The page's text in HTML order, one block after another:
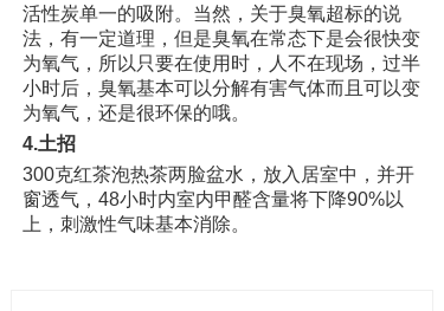
活性炭单一的吸附。当然，关于臭氧超标的说
法，有一定道理，但是臭氧在常态下是会很快变
为氧气，所以只要在使用时，人不在现场，过半
小时后，臭氧基本可以分解有害气体而且可以变
为氧气，还是很环保的哦。
4.土招
300克红茶泡热茶两脸盆水，放入居室中，并开
窗透气，48小时内室内甲醛含量将下降90%以
上，刺激性气味基本消除。